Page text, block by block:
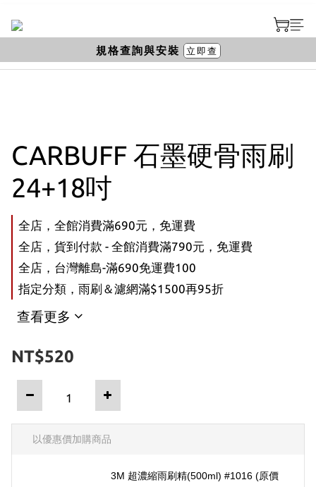
CARBUFF 石墨硬骨雨刷
24+18吋
全店，全館消費滿690元，免運費
全店，貨到付款 - 全館消費滿790元，免運費
全店，台灣離島-滿690免運費100
指定分類，雨刷＆濾網滿$1500再95折
查看更多
NT$520
以優惠價加購商品
3M 超濃縮雨刷精(500ml) #1016 (原價
規格查詢與安裝 立即查